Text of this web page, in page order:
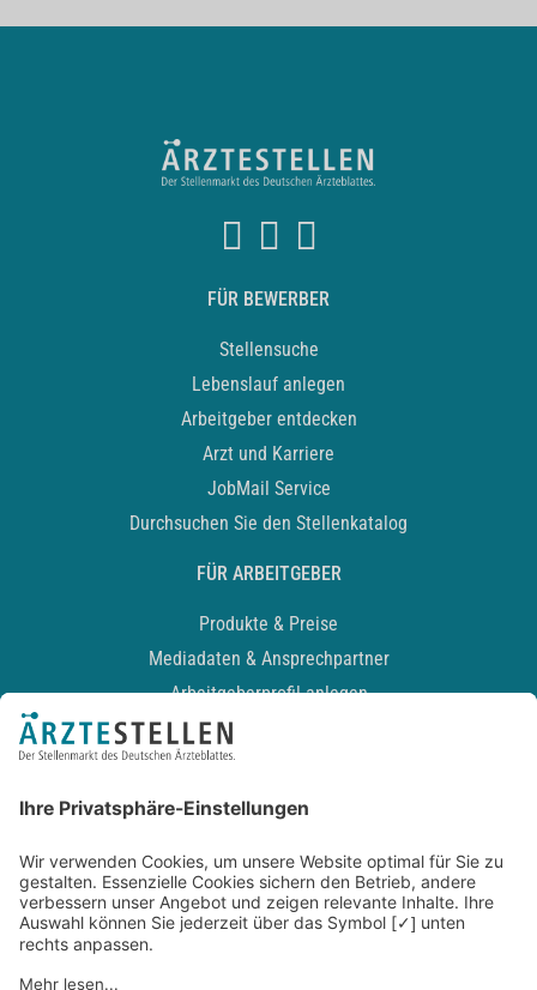
FÜR BEWERBER
Stellensuche
Lebenslauf anlegen
Arbeitgeber entdecken
Arzt und Karriere
JobMail Service
Durchsuchen Sie den Stellenkatalog
FÜR ARBEITGEBER
Produkte & Preise
Mediadaten & Ansprechpartner
Arbeitgeberprofil anlegen
Recruiting-Podcast
Kontakt
Datenschutz
Newsletter